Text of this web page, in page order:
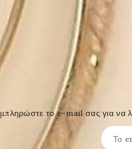
το e-mail σας για να